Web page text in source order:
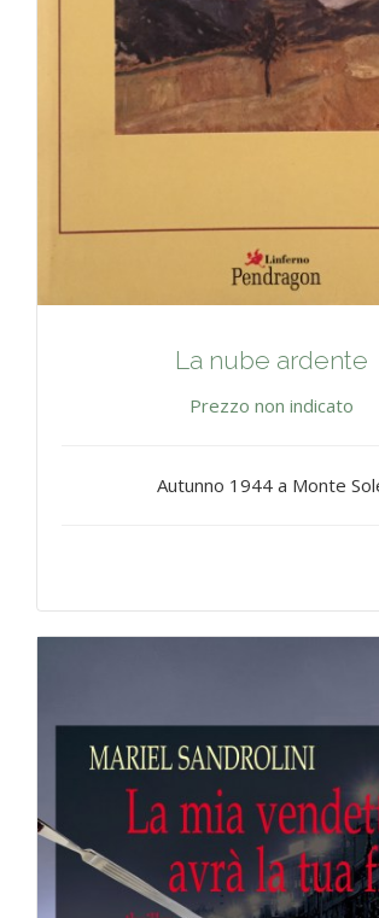
La nube ardente
Prezzo non indicato
Autunno 1944 a Monte